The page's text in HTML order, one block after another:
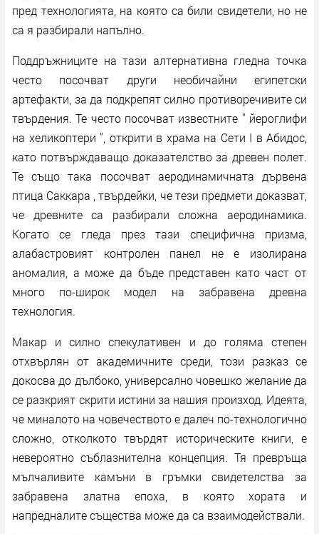
пред технологията, на която са били свидетели, но не
са я разбирали напълно.
Поддръжниците на тази алтернативна гледна точка
често посочват други необичайни египетски
артефакти, за да подкрепят силно противоречивите си
твърдения. Те често посочват известните " йероглифи
на хеликоптери ", открити в храма на Сети I в Абидос,
като потвърждаващо доказателство за древен полет.
Те също така посочват аеродинамичната дървена
птица Саккара , твърдейки, че тези предмети доказват,
че древните са разбирали сложна аеродинамика.
Когато се гледа през тази специфична призма,
алабастровият контролен панел не е изолирана
аномалия, а може да бъде представен като част от
много по-широк модел на забравена древна
технология.
Макар и силно спекулативен и до голяма степен
отхвърлян от академичните среди, този разказ се
докосва до дълбоко, универсално човешко желание да
се разкрият скрити истини за нашия произход. Идеята,
че миналото на човечеството е далеч по-технологично
сложно, отколкото твърдят историческите книги, е
невероятно съблазнителна концепция. Тя превръща
мълчаливите камъни в гръмки свидетелства за
забравена златна епоха, в която хората и
напредналите същества може да са взаимодействали.